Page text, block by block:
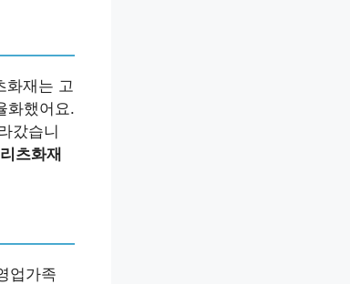
화재는 고
화했어요.
갔습니
츠화재
업가족